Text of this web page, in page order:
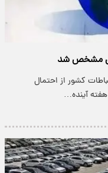
مشخص شد
کشور از احتمال
آینده…